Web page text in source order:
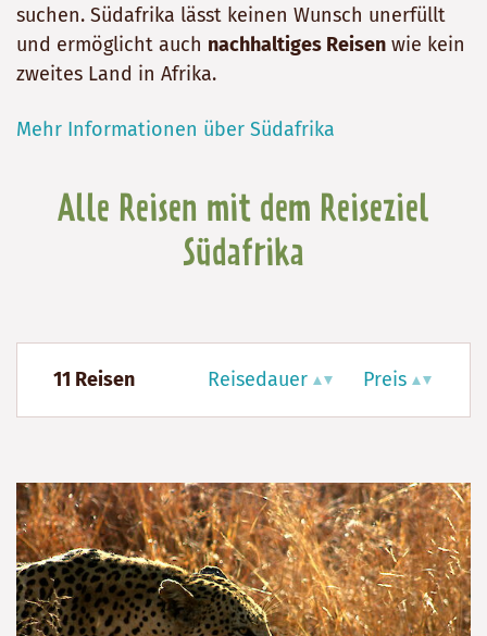
suchen. Südafrika lässt keinen Wunsch unerfüllt
und ermöglicht auch nachhaltiges Reisenwie kein
zweites Land in Afrika.
Mehr Informationen über Südafrika
Alle Reisen mit dem Reiseziel
Südafrika
11 Reisen Reisedauer Preis